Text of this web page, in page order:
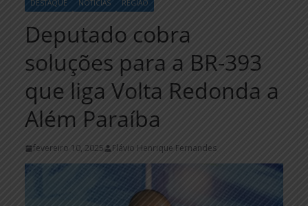
DESTAQUE NOTÍCIAS REGIÃO
Deputado cobra
soluções para a BR-393
que liga Volta Redonda a
Além Paraíba
fevereiro 10, 2025 Flávio Henrique Fernandes